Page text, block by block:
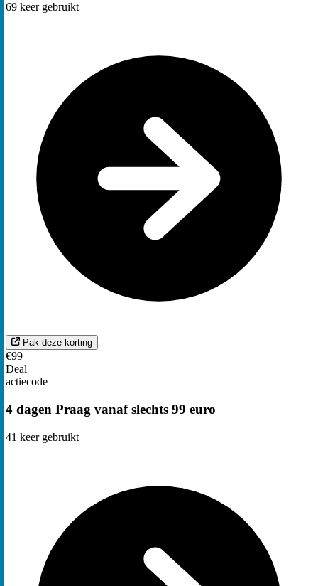
69 keer gebruikt
Pak deze korting
€99
Deal
actiecode
4 dagen Praag vanaf slechts 99 euro
41 keer gebruikt